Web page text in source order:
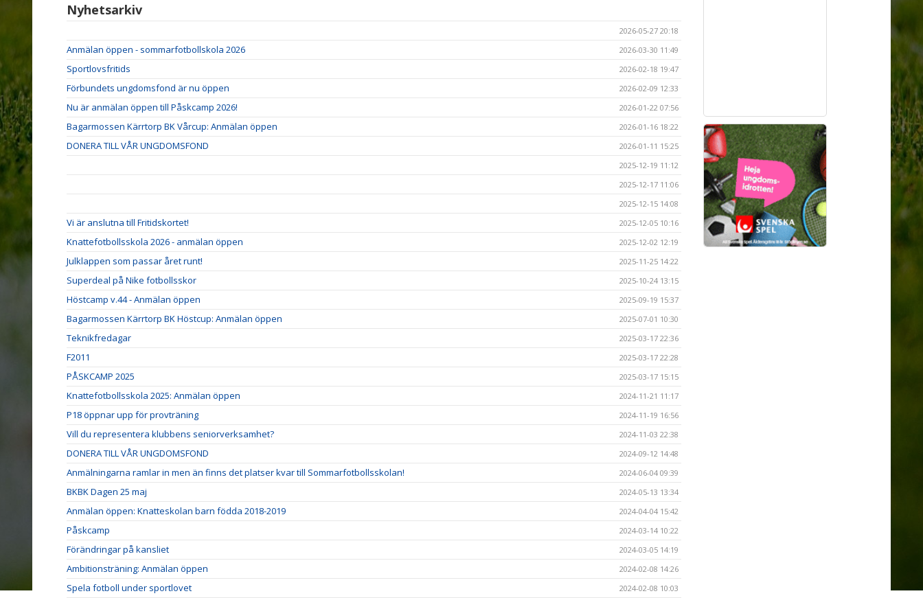
Nyhetsarkiv
2026-05-27 20:18
Anmälan öppen - sommarfotbollskola 2026 2026-03-30 11:49
Sportlovsfritids 2026-02-18 19:47
Förbundets ungdomsfond är nu öppen 2026-02-09 12:33
Nu är anmälan öppen till Påskcamp 2026! 2026-01-22 07:56
Bagarmossen Kärrtorp BK Vårcup: Anmälan öppen 2026-01-16 18:22
DONERA TILL VÅR UNGDOMSFOND
2026-01-11 15:25
2025-12-19 11:12
2025-12-17 11:06
2025-12-15 14:08
Vi är anslutna till Fritidskortet! 2025-12-05 10:16
Knattefotbollsskola 2026 - anmälan öppen 2025-12-02 12:19
Julklappen som passar året runt! 2025-11-25 14:22
Superdeal på Nike fotbollsskor 2025-10-24 13:15
Höstcamp v.44 - Anmälan öppen 2025-09-19 15:37
Bagarmossen Kärrtorp BK Höstcup: Anmälan öppen 2025-07-01 10:30
Teknikfredagar 2025-03-17 22:36
F2011 2025-03-17 22:28
PÅSKCAMP 2025 2025-03-17 15:15
Knattefotbollsskola 2025: Anmälan öppen 2024-11-21 11:17
P18 öppnar upp för provträning 2024-11-19 16:56
Vill du representera klubbens seniorverksamhet? 2024-11-03 22:38
DONERA TILL VÅR UNGDOMSFOND 2024-09-12 14:48
Anmälningarna ramlar in men än finns det platser kvar till Sommarfotbollsskolan! 2024-06-04 09:39
BKBK Dagen 25 maj 2024-05-13 13:34
Anmälan öppen: Knatteskolan barn födda 2018-2019 2024-04-04 15:42
Påskcamp 2024-03-14 10:22
Förändringar på kansliet 2024-03-05 14:19
Ambitionsträning: Anmälan öppen 2024-02-08 14:26
Spela fotboll under sportlovet 2024-02-08 10:03